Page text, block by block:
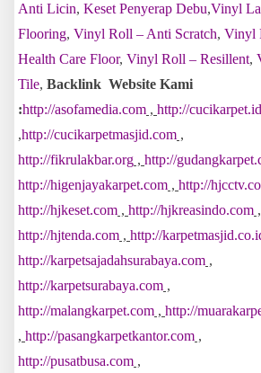
Anti Licin, Keset Penyerap Debu,Vinyl
Flooring, Vinyl Roll – Anti Scratch, Vinyl
Health Care Floor, Vinyl Roll – Resillent,
Tile, Backlink Website Kami
:http://asofamedia.com , http://cucikarpet.id
,http://cucikarpetmasjid.com ,
http://fikrulakbar.org , http://
http://higenjayakarpet.com , http://
http://hjkeset.com , http://hjkreasindo.com ,
http://hjtenda.com , http://
http://karpetsajadahsurabaya.com ,
http://karpetsurabaya.com ,
http://malangkarpet.com , http://
, http://pasangkarpetkantor.com ,
http://pusatbusa.com ,